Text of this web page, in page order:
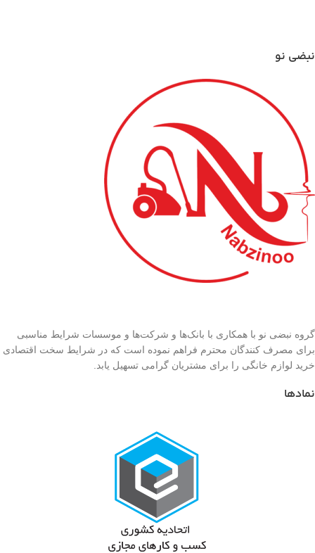
نبضی نو
گروه نبضی نو با همکاری با بانک‌ها و شرکت‌ها و موسسات شرایط مناسبی
برای مصرف کنندگان محترم فراهم نموده است که در شرایط سخت اقتصادی
خرید لوازم خانگی را برای مشتریان گرامی تسهیل یابد.
نمادها